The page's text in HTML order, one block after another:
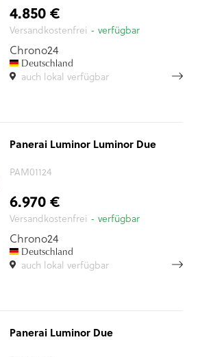
4.850 €
Versandkostenfrei - verfügbar
Chrono24
Deutschland
auch lokal verfügbar
Panerai Luminor Luminor Due
PAM01124
6.970 €
Versandkostenfrei - verfügbar
Chrono24
Deutschland
auch lokal verfügbar
Panerai Luminor Due